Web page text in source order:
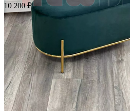
10 200 ₽